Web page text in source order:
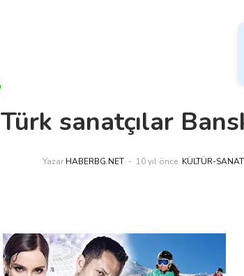
Türk sanatçılar
Yazar HABERBG.NET 10 yıl önce KÜLTÜR-SANAT